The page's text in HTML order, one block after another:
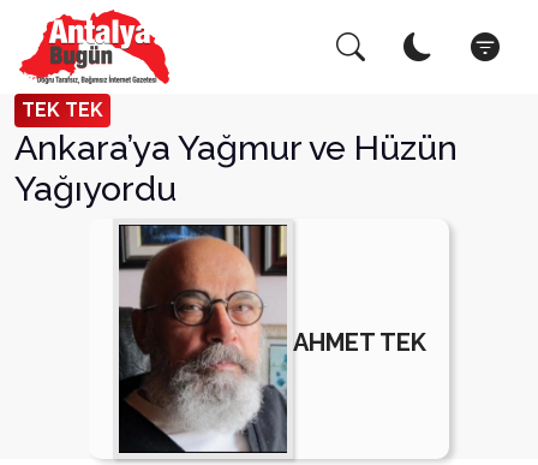
TEK TEK
Ankara’ya Yağmur ve Hüzün
Yağıyordu
AHMET TEK
Arama Yap!